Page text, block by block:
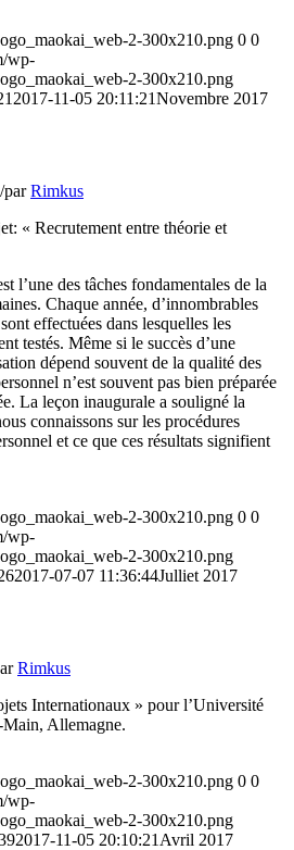
2-300x210.png 0 0
wp-
2-300x210.png
2017-11-05 20:11:21Novembre 2017
/parRimkus
« Recrutement entre théorie et
l’une des tâches fondamentales de la
Chaque année, d’innombrables
effectuées dans lesquelles les
testés. Même si le succès d’une
dépend souvent de la qualité des
n’est souvent pas bien préparée
La leçon inaugurale a souligné la
connaissons sur les procédures
et ce que ces résultats signifient
2-300x210.png 0 0
wp-
2-300x210.png
2017-07-07 11:36:44Julliet 2017
Rimkus
Internationaux » pour l’Université
Allemagne.
2-300x210.png 0 0
wp-
2-300x210.png
2017-11-05 20:10:21 Avril 2017